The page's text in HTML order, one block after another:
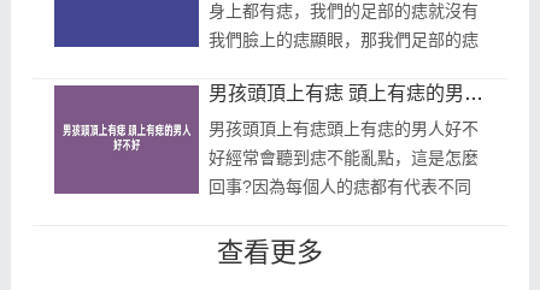
身上都有痣，我們的足部的痣就沒有
我們臉上的痣顯眼，那我們足部的痣
以告訴你腳上的痣都有什麼意思，腳
縫...
男孩頭頂上有痣 頭上有痣的男人好不好
男孩頭頂上有痣頭上有痣的男人好不
好經常會聽到痣不能亂點，這是怎麼
回事?因為每個人的痣都有代表不同
痣，那麼男孩頭頂上有痣代表了什
查看更多